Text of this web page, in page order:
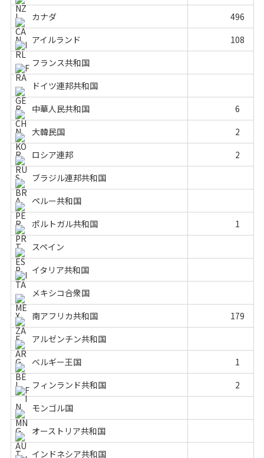
カナダ
496
アイルランド
108
フランス共和国
ドイツ連邦共和国
中華人民共和国
6
大韓民国
2
ロシア連邦
2
ブラジル連邦共和国
ペルー共和国
ポルトガル共和国
1
スペイン
イタリア共和国
メキシコ合衆国
南アフリカ共和国
179
アルゼンチン共和国
ベルギー王国
1
フィンランド共和国
2
モンゴル国
オーストリア共和国
インドネシア共和国